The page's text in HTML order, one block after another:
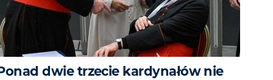
dwie trzecie kardynałów nie